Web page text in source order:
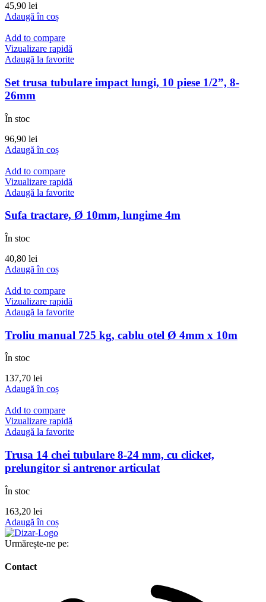
45,90 lei
Adaugă în coș
Add to compare
Vizualizare rapidă
Adaugă la favorite
Set trusa tubulare impact lungi, 10 piese 1/2”, 8-
26mm
În stoc
96,90 lei
Adaugă în coș
Add to compare
Vizualizare rapidă
Adaugă la favorite
Sufa tractare, Ø 10mm, lungime 4m
În stoc
40,80 lei
Adaugă în coș
Add to compare
Vizualizare rapidă
Adaugă la favorite
Troliu manual 725 kg, cablu otel Ø 4mm x 10m
În stoc
137,70 lei
Adaugă în coș
Add to compare
Vizualizare rapidă
Adaugă la favorite
Trusa 14 chei tubulare 8-24 mm, cu clicket,
prelungitor si antrenor articulat
În stoc
163,20 lei
Adaugă în coș
Urmărește-ne pe:
Contact